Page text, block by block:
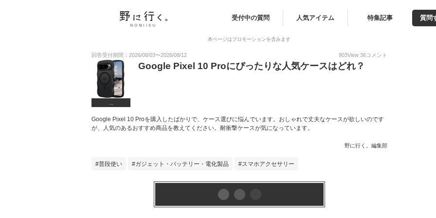
受付中の質問 人気アイテム 特集記事 質問
本ページはプロモーションを含みます
回答受付期間： 2026/08/03〜2026/08/12 903View 36コメント
Google Pixel 10 Proにぴったりな人気ケースはどれ？
Google Pixel 10 Proを購入したばかりで、ケース選びに悩んでいます。おしゃれで丈夫なケースが欲しいのです
が、人気のあるおすすめ商品を教えてください。耐衝撃ケースが気になっています。
野に行く。編集部
普段使い ガジェット・バッテリー・電化製品 スマホアクセサリー